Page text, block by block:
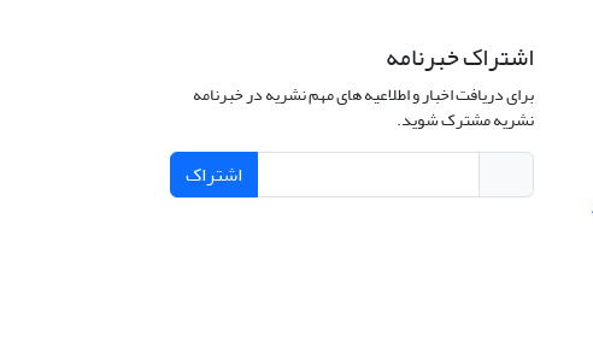
اشتراک خبرنامه
برای دریافت اخبار و اطلاعیه های مهم نشریه در خبرنامه
نشریه مشترک شوید.
اشتراک